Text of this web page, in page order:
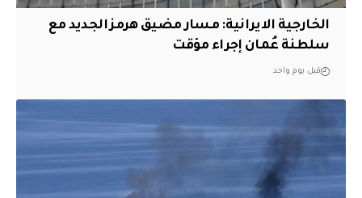
الخارجية الايرانية: مسار مضيق هرمز الجديد مع
سلطنة عُمان إجراء مؤقت
قبل يوم واحد